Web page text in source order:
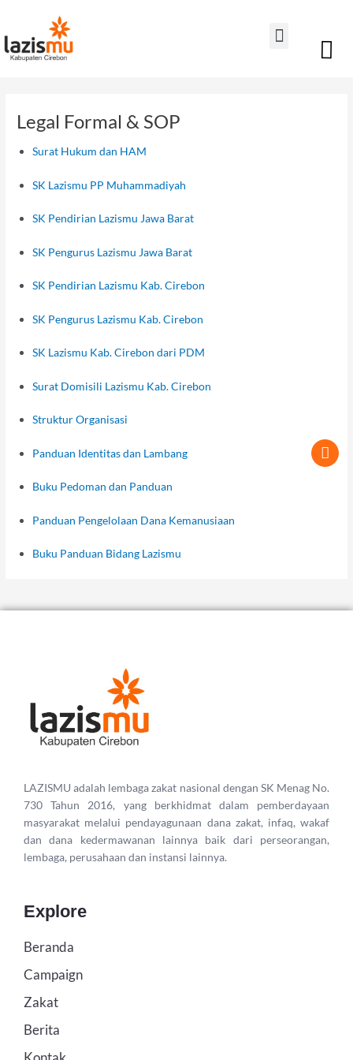
konten
Legal Formal & SOP
Surat Hukum dan HAM
SK Lazismu PP Muhammadiyah
SK Pendirian Lazismu Jawa Barat
SK Pengurus Lazismu Jawa Barat
SK Pendirian Lazismu Kab. Cirebon
SK Pengurus Lazismu Kab. Cirebon
SK Lazismu Kab. Cirebon dari PDM
Surat Domisili Lazismu Kab. Cirebon
Struktur Organisasi
Panduan Identitas dan Lambang
Buku Pedoman dan Panduan
Panduan Pengelolaan Dana Kemanusiaan
Buku Panduan Bidang Lazismu
LAZISMU adalah lembaga zakat nasional dengan SK Menag No.
730 Tahun 2016, yang berkhidmat dalam pemberdayaan
masyarakat melalui pendayagunaan dana zakat, infaq, wakaf
dan dana kedermawanan lainnya baik dari perseorangan,
lembaga, perusahaan dan instansi lainnya.
Explore
Beranda
Campaign
Zakat
Berita